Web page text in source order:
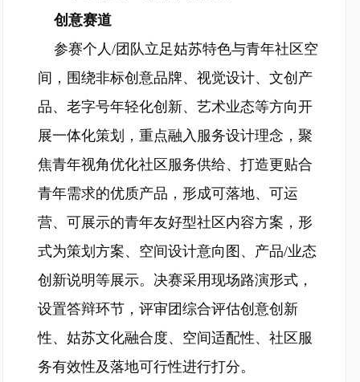
创意赛道
参赛个人/团队立足姑苏特色与青年社区空
间，围绕非标创意品牌、视觉设计、文创产
品、老字号年轻化创新、艺术业态等方向开
展一体化策划，重点融入服务设计理念，聚
焦青年视角优化社区服务供给、打造更贴合
青年需求的优质产品，形成可落地、可运
营、可展示的青年友好型社区内容方案，形
式为策划方案、空间设计意向图、产品/业态
创新说明等展示。决赛采用现场路演形式，
设置答辩环节，评审团综合评估创意创新
性、姑苏文化融合度、空间适配性、社区服
务有效性及落地可行性进行打分。